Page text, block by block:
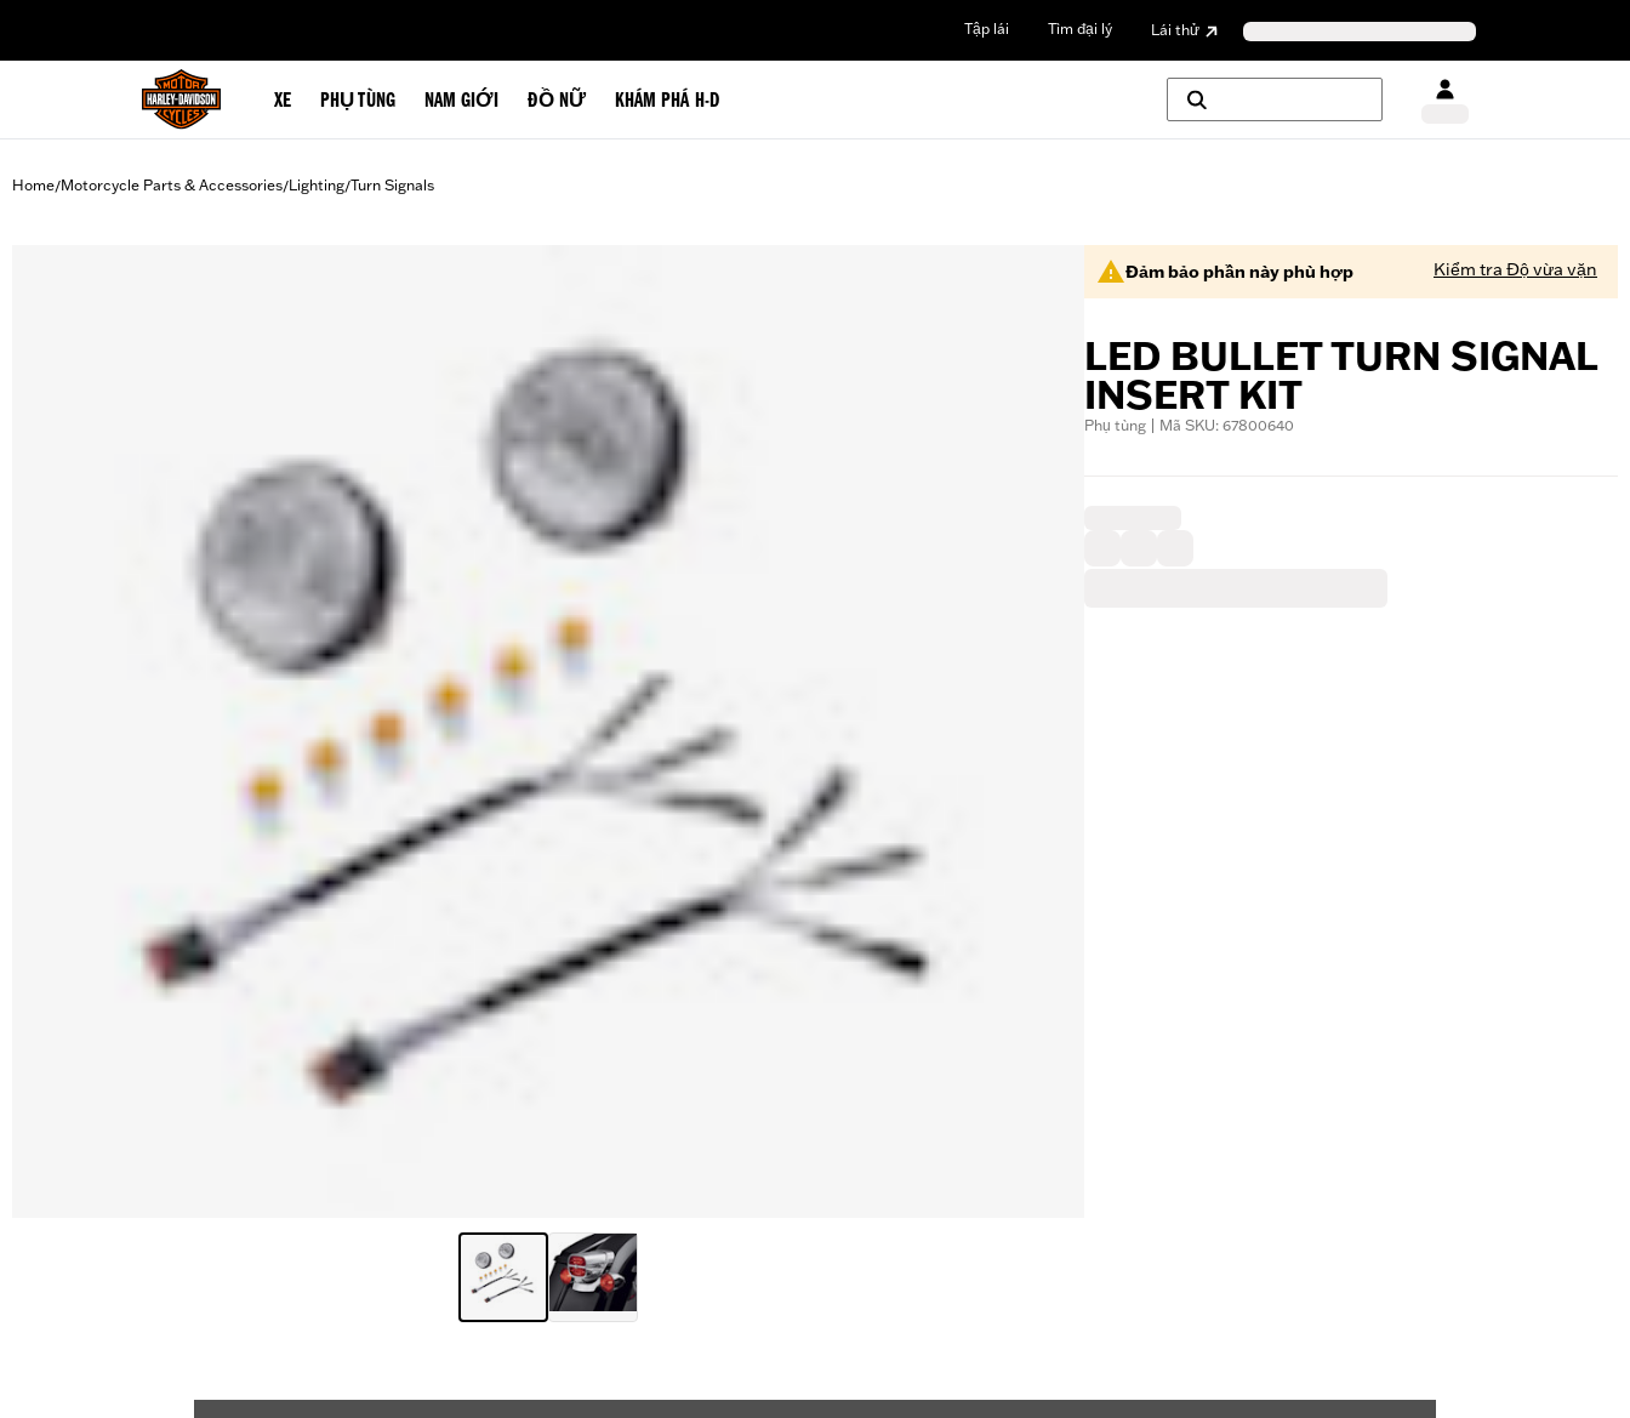
Tập lái Tìm đại lý Lái thử
XE PHỤ TÙNG NAM GIỚI ĐỒ NỮ KHÁM PHÁ H-D
Home/Motorcycle Parts & Accessories/Lighting/Turn Signals
Đảm bảo phần này phù hợp Kiểm tra Độ vừa vặn
LED BULLET TURN SIGNAL
INSERT KIT
Phụ tùng | Mã SKU: 67800640